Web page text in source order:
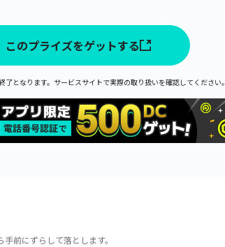
このプライズをゲットする
となります。サービスサイトで実際の取り扱いを確認してください。
前にずらして落とします。